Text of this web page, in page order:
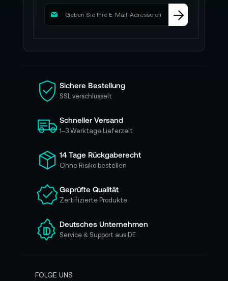
M
d
i
e
s
c
h
ü
r
u
e
e
n
N
s
Sichere Bestellung
SSL verschlüsselt
Schneller Versand
1–3 Werktage Lieferzeit
14 Tage Rückgaberecht
Ohne Risiko bestellen
Geprüfte Qualität
Zertifizierte Produkte
Deutsches Unternehmen
Service & Support aus DE
FOLGE UNS